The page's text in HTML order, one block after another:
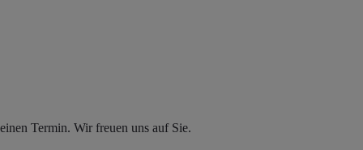
Termin. Wir freuen uns auf Sie.